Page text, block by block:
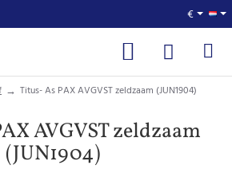
€
Titus- As PAX AVGVST zeldzaam (JUN1904)
AVGVST zeldzaam
(JUN1904)